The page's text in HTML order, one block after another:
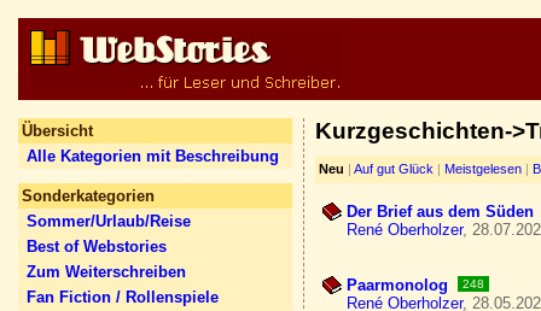
Übersicht
Alle Kategorien mit Beschreibung
Sonderkategorien
Sommer/Urlaub/Reise
Best of Webstories
Zum Weiterschreiben
Fan Fiction / Rollenspiele
Kurzgeschichten-
Neu | Auf gut Glück | Meistgelesen |
Der Brief aus dem Süden
René Oberholzer,
Paarmonolog 248
René Oberholzer,